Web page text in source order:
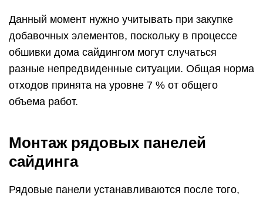
Данный момент нужно учитывать при закупке
добавочных элементов, поскольку в процессе
обшивки дома сайдингом могут случаться
разные непредвиденные ситуации. Общая норма
отходов принята на уровне 7 % от общего
объема работ.
Монтаж рядовых панелей
сайдинга
Рядовые панели устанавливаются после того,